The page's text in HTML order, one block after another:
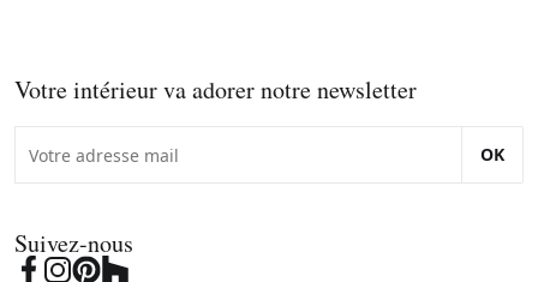
Votre intérieur va adorer notre newsletter
OK
Suivez-nous